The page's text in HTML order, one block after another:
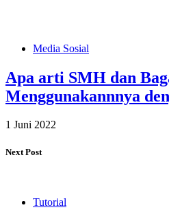
Media Sosial
Apa arti SMH dan
Menggunakannnya
1 Juni 2022
Next Post
Tutorial